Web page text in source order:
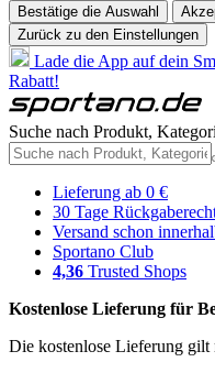
Bestätige die Auswahl
Zurück zu den Einstellungen
Lade die App auf dein
Rabatt!
Suche nach Produkt,
Lieferung ab 0 €
30 Tage
Versand schon
Sportano Club
4,36 Trusted Shops
Kostenlose Lieferung für
Die kostenlose Lieferung gilt